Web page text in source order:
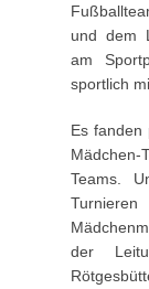
und dem
am
sportlich
Es fanden
Mädchen-
Teams.
der